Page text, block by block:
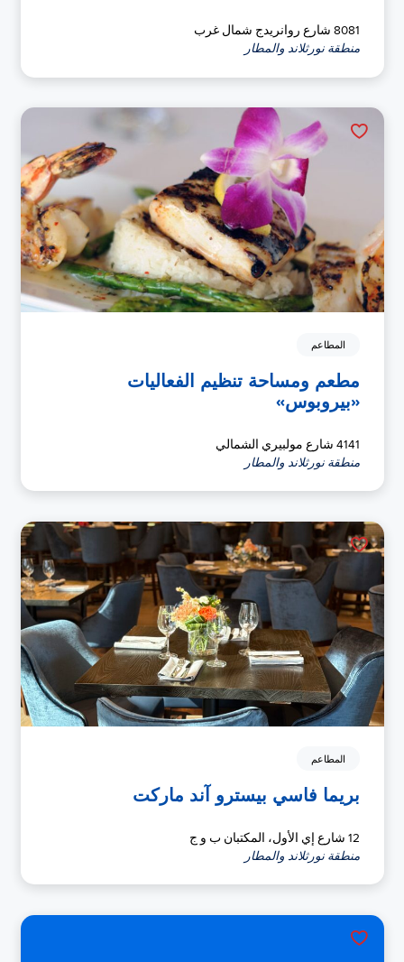
8081 شارع روانريدج شمال غرب
منطقة نورثلاند والمطار
المطاعم
مطعم ومساحة تنظيم الفعاليات
«بيروبوس»
4141 شارع مولبيري الشمالي
منطقة نورثلاند والمطار
المطاعم
بريما فاسي بيسترو آند ماركت
12 شارع إي الأول، المكتبان ب و ج
منطقة نورثلاند والمطار